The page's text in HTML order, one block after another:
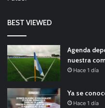
BEST VIEWED
Agenda
nuestra
Hace 1 día
Ya se
Hace 1 día